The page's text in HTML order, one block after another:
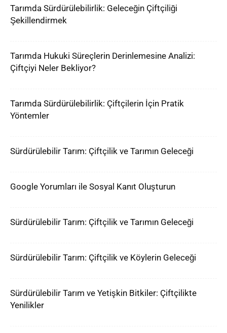
Tarımda Sürdürülebilirlik: Geleceğin Çiftçiliği
Şekillendirmek
Tarımda Hukuki Süreçlerin Derinlemesine Analizi:
Çiftçiyi Neler Bekliyor?
Tarımda Sürdürülebilirlik: Çiftçilerin İçin Pratik
Yöntemler
Sürdürülebilir Tarım: Çiftçilik ve Tarımın Geleceği
Google Yorumları ile Sosyal Kanıt Oluşturun
Sürdürülebilir Tarım: Çiftçilik ve Tarımın Geleceği
Sürdürülebilir Tarım: Çiftçilik ve Köylerin Geleceği
Sürdürülebilir Tarım ve Yetişkin Bitkiler: Çiftçilikte
Yenilikler